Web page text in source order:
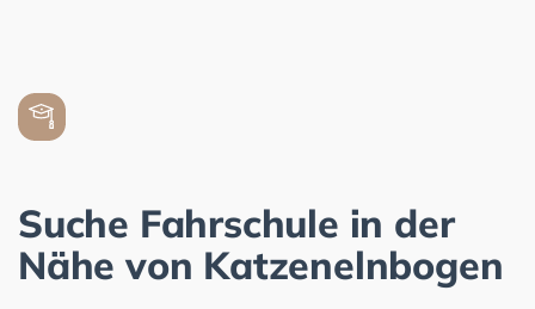
Suche Fahrschule in der
Nähe von Katzenelnbogen